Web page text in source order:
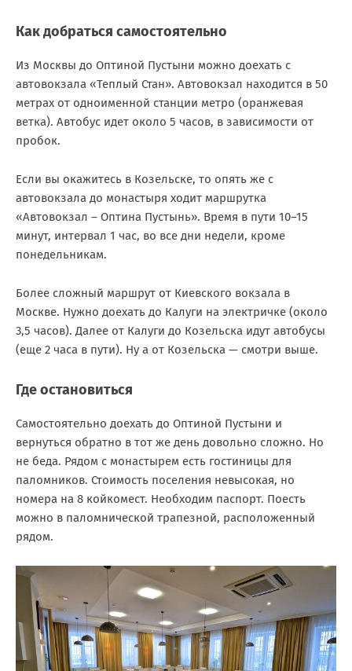
Как добраться самостоятельно
Из Москвы до Оптиной Пустыни можно доехать с
автовокзала «Теплый Стан». Автовокзал находится в 50
метрах от одноименной станции метро (оранжевая
ветка). Автобус идет около 5 часов, в зависимости от
пробок.
Если вы окажитесь в Козельске, то опять же с
автовокзала до монастыря ходит маршрутка
«Автовокзал – Оптина Пустынь». Время в пути 10–15
минут, интервал 1 час, во все дни недели, кроме
понедельникам.
Более сложный маршрут от Киевского вокзала в
Москве. Нужно доехать до Калуги на электричке (около
3,5 часов). Далее от Калуги до Козельска идут автобусы
(еще 2 часа в пути). Ну а от Козельска — смотри выше.
Где остановиться
Самостоятельно доехать до Оптиной Пустыни и
вернуться обратно в тот же день довольно сложно. Но
не беда. Рядом с монастырем есть гостиницы для
паломников. Стоимость поселения невысокая, но
номера на 8 койкомест. Необходим паспорт. Поесть
можно в паломнической трапезной, расположенный
рядом.